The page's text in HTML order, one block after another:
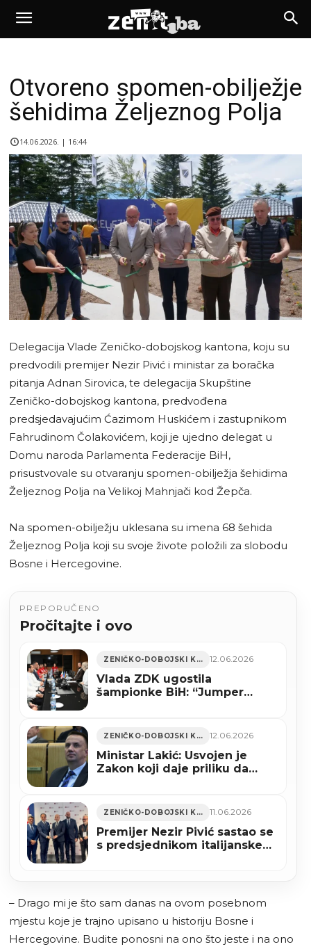
Otvoreno spomen-obilježje
šehidima Željeznog Polja
14.06.2026. | 16:44
Delegacija Vlade Zeničko-dobojskog kantona, koju su
predvodili premijer Nezir Pivić i ministar za boračka
pitanja Adnan Sirovica, te delegacija Skupštine
Zeničko-dobojskog kantona, predvođena
predsjedavajućim Ćazimom Huskićem i zastupnikom
Fahrudinom Čolakovićem, koji je ujedno delegat u
Domu naroda Parlamenta Federacije BiH,
prisustvovale su otvaranju spomen-obilježja šehidima
Željeznog Polja na Velikoj Mahnjači kod Žepča.
Na spomen-obilježju uklesana su imena 68 šehida
Željeznog Polja koji su svoje živote položili za slobodu
Bosne i Hercegovine.
PREPORUČENO
Pročitajte i ovo
ZENIČKO-DOBOJSKI KANTON 12.06.2026
Vlada ZDK ugostila
šampionke BiH: “Jumper
ZENIČKO-DOBOJSKI KANTON 12.06.2026
Ministar Lakić: Usvojen je
Zakon koji daje priliku da
ZENIČKO-DOBOJSKI KANTON 11.06.2026
Premijer Nezir Pivić sastao se
s predsjednikom italijanske
– Drago mi je što sam danas na ovom posebnom
mjestu koje je trajno upisano u historiju Bosne i
Hercegovine. Budite ponosni na ono što jeste i na ono